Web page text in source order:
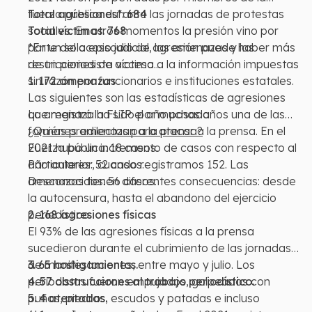
espionaje contra la prensa.
fuerza pública durante las jornadas de protestas
sociales. En otros momentos la presión vino por
parte del acoso judicial, las amenazas y las
restricciones de acceso a la información impuestas
sin razón por funcionarios e instituciones estatales.
Las siguientes son las estadísticas de agresiones
que registró la FLIP el año pasado.
Total agresiones*: 684
Total víctimas: 768
*En un solo episodio de agresión puede haber más
de un periodista víctima.
1. 172 amenazas
La amenaza ha sido por muchos años una de las
formas predilectas para atacar a la prensa. En el
2021 hubo un incremento de casos con respecto al
año anterior, cuando registramos 152. Las
amenazas tienen diferentes consecuencias: desde
la autocensura, hasta el abandono del ejercicio
periodístico.
¿Quiénes amenazan a la prensa?
Fuerza pública: 18 casos.
Particulares: 52 casos.
Desconocidos: 56 casos.
2. 168 agresiones físicas
El 93% de las agresiones físicas a la prensa
sucedieron durante el cubrimiento de las jornadas
de manifestaciones, entre mayo y julio. Los
periodistas fueron empujados, golpeados con
puños, piedras, escudos y patadas e incluso
3. 65 hostigamientos.
4. 57 obstrucciones al trabajo periodístico.
5. 4 atentados.